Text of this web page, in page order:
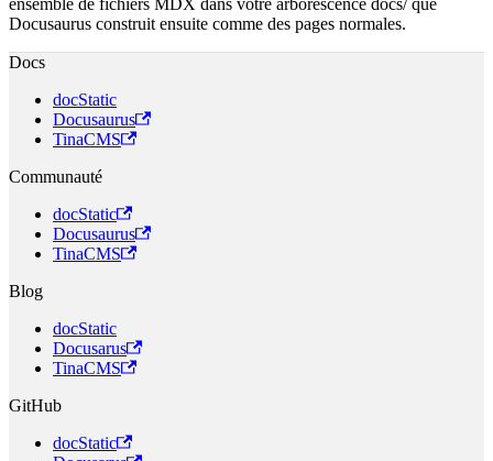
ensemble de fichiers MDX dans votre arborescence docs/ que
Docusaurus construit ensuite comme des pages normales.
Docs
docStatic
Docusaurus
TinaCMS
Communauté
docStatic
Docusaurus
TinaCMS
Blog
docStatic
Docusarus
TinaCMS
GitHub
docStatic